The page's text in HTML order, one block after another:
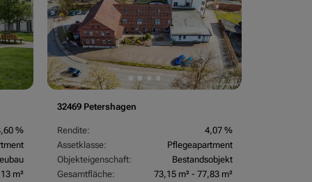
%
m²
32469 Petershagen
Rendite:
4,07 %
Assetklasse:
Pflegeapartment
Objekteigenschaft:
Bestandsobjekt
Gesamtfläche:
73,15 m² - 77,83 m²